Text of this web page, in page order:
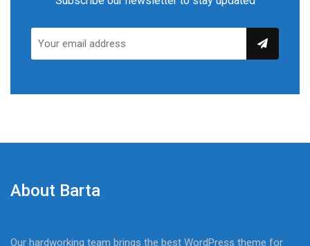
About Barta
Our hardworking team brings the best WordPress theme for